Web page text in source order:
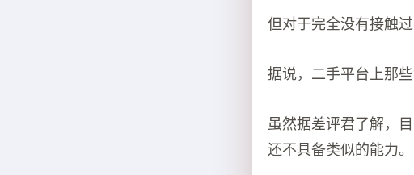
但对于完全没有接触
据说，二手平台上那些
虽然据差评君了解，
还不具备类似的能力。